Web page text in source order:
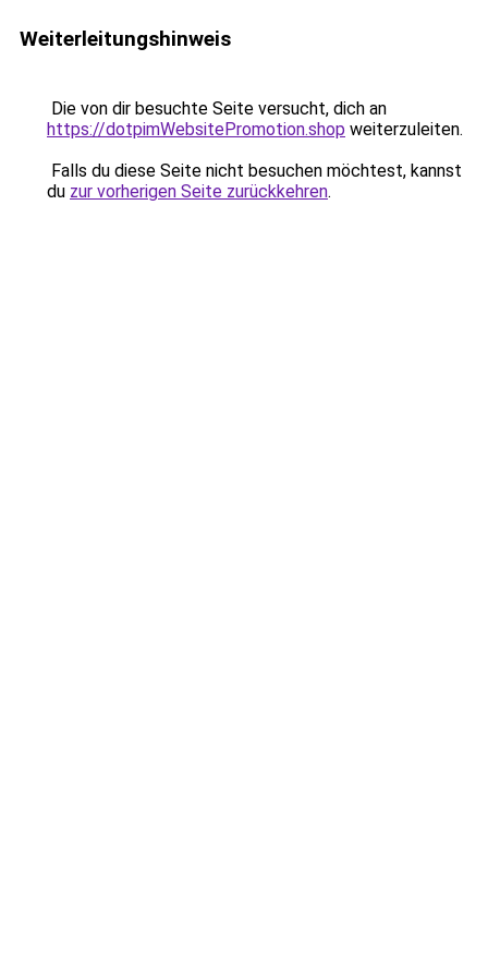
Weiterleitungshinweis
Die von dir besuchte Seite versucht, dich an
https://dotpimWebsitePromotion.shop weiterzuleiten.
Falls du diese Seite nicht besuchen möchtest, kannst
du zur vorherigen Seite zurückkehren.